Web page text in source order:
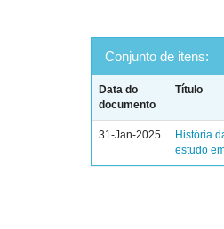
Conjunto de itens:
Data do
documento
Título
31-Jan-2025
História
estudo